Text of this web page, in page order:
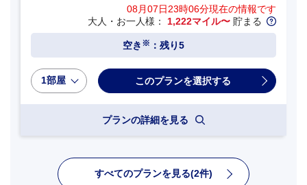
08月07日23時06分現在の情報です
大人・お一人様： 1,222マイル〜 貯まる
空き ※ ：残り5
1部屋
プランの詳細を見る
すべてのプランを見る(2件)